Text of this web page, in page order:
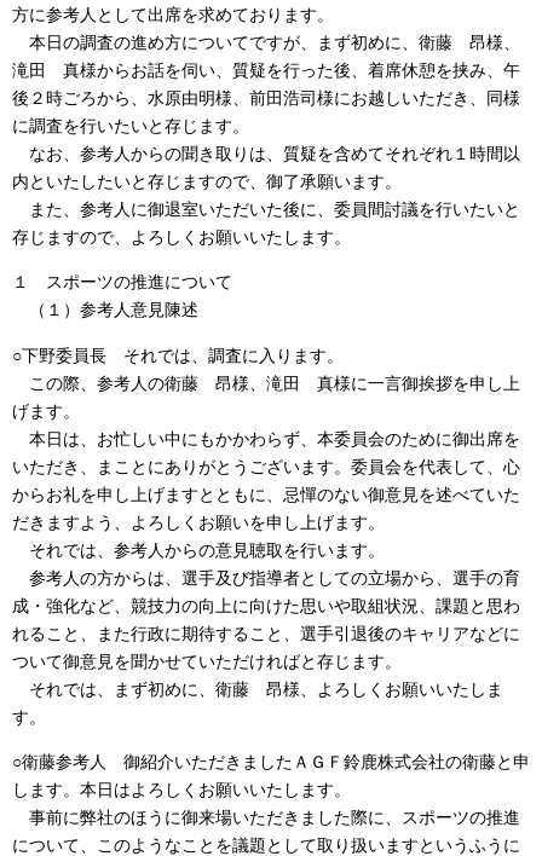
方に参考人として出席を求めております。
本日の調査の進め方についてですが、まず初めに、衛藤 昂様、
滝田 真様からお話を伺い、質疑を行った後、着席休憩を挟み、午
後２時ごろから、水原由明様、前田浩司様にお越しいただき、同様
に調査を行いたいと存じます。
なお、参考人からの聞き取りは、質疑を含めてそれぞれ１時間以
内といたしたいと存じますので、御了承願います。
また、参考人に御退室いただいた後に、委員間討議を行いたいと
存じますので、よろしくお願いいたします。
１ スポーツの推進について
（１）参考人意見陳述
○下野委員長 それでは、調査に入ります。
この際、参考人の衛藤 昂様、滝田 真様に一言御挨拶を申し上
げます。
本日は、お忙しい中にもかかわらず、本委員会のために御出席を
いただき、まことにありがとうございます。委員会を代表して、心
からお礼を申し上げますとともに、忌憚のない御意見を述べていた
だきますよう、よろしくお願いを申し上げます。
それでは、参考人からの意見聴取を行います。
参考人の方からは、選手及び指導者としての立場から、選手の育
成・強化など、競技力の向上に向けた思いや取組状況、課題と思わ
れること、また行政に期待すること、選手引退後のキャリアなどに
ついて御意見を聞かせていただければと存じます。
それでは、まず初めに、衛藤 昂様、よろしくお願いいたしま
す。
○衛藤参考人 御紹介いただきましたＡＧＦ鈴鹿株式会社の衛藤と申
します。本日はよろしくお願いいたします。
事前に弊社のほうに御来場いただきました際に、スポーツの推進
について、このようなことを議題として取り扱いますというふうに